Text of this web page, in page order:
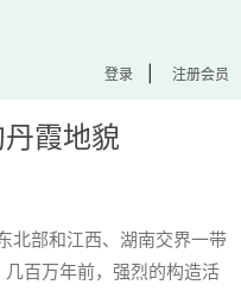
登录 注册会员
霞地貌
北部和江西、湖南交界一带
百万年前，强烈的构造活